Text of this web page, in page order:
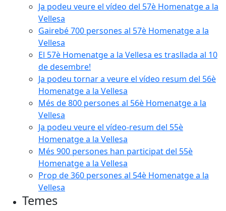
Ja podeu veure el vídeo del 57è Homenatge a la
Vellesa
Gairebé 700 persones al 57è Homenatge a la
Vellesa
El 57è Homenatge a la Vellesa es trasllada al 10
de desembre!
Ja podeu tornar a veure el vídeo resum del 56è
Homenatge a la Vellesa
Més de 800 persones al 56è Homenatge a la
Vellesa
Ja podeu veure el vídeo-resum del 55è
Homenatge a la Vellesa
Més 900 persones han participat del 55è
Homenatge a la Vellesa
Prop de 360 persones al 54è Homenatge a la
Vellesa
Temes